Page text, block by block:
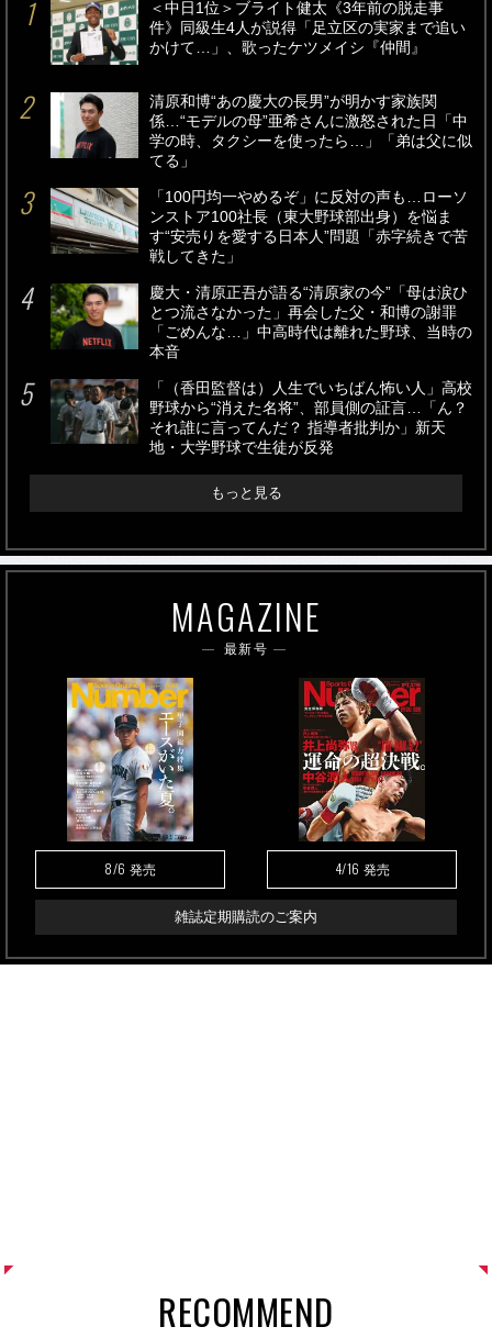
＜中日1位＞ブライト健太《3年前の脱走事
件》同級生4人が説得「足立区の実家まで追い
かけて…」、歌ったケツメイシ『仲間』
清原和博“あの慶大の長男”が明かす家族関
係…“モデルの母”亜希さんに激怒された日「中
学の時、タクシーを使ったら…」「弟は父に似
てる」
「100円均一やめるぞ」に反対の声も…ローソ
ンストア100社長（東大野球部出身）を悩ま
す“安売りを愛する日本人”問題「赤字続きで苦
戦してきた」
慶大・清原正吾が語る“清原家の今”「母は涙ひ
とつ流さなかった」再会した父・和博の謝罪
「ごめんな…」中高時代は離れた野球、当時の
本音
「（香田監督は）人生でいちばん怖い人」高校
野球から“消えた名将”、部員側の証言…「ん？
それ誰に言ってんだ？ 指導者批判か」新天
地・大学野球で生徒が反発
もっと見る
MAGAZINE
最新号
8/6 発売 4/16 発売
雑誌定期購読のご案内
RECOMMEND